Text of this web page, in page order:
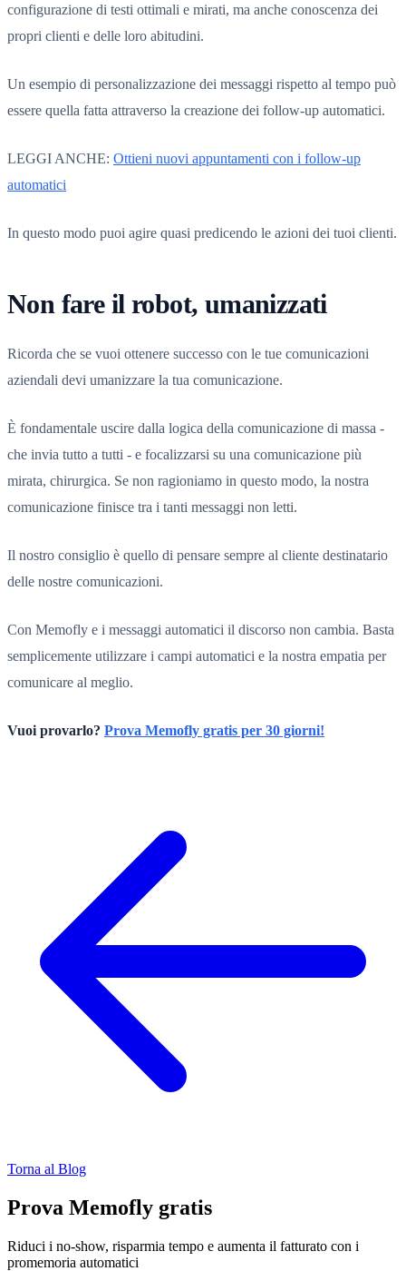
configurazione di testi ottimali e mirati, ma anche conoscenza dei
propri clienti e delle loro abitudini.
Un esempio di personalizzazione dei messaggi rispetto al tempo può
essere quella fatta attraverso la creazione dei follow-up automatici.
LEGGI ANCHE: Ottieni nuovi appuntamenti con i follow-up
automatici
In questo modo puoi agire quasi predicendo le azioni dei tuoi clienti.
Non fare il robot, umanizzati
Ricorda che se vuoi ottenere successo con le tue comunicazioni
aziendali devi umanizzare la tua comunicazione.
È fondamentale uscire dalla logica della comunicazione di massa -
che invia tutto a tutti - e focalizzarsi su una comunicazione più
mirata, chirurgica. Se non ragioniamo in questo modo, la nostra
comunicazione finisce tra i tanti messaggi non letti.
Il nostro consiglio è quello di pensare sempre al cliente destinatario
delle nostre comunicazioni.
Con Memofly e i messaggi automatici il discorso non cambia. Basta
semplicemente utilizzare i campi automatici e la nostra empatia per
comunicare al meglio.
Vuoi provarlo? Prova Memofly gratis per 30 giorni!
Torna al Blog
Prova Memofly gratis
Riduci i no-show, risparmia tempo e aumenta il fatturato con i
promemoria automatici